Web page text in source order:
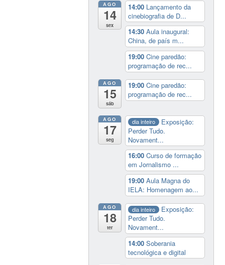
AGO
14
sex
14:00 Lançamento da
cinebiografia de D...
14:30Aula inaugural:
China, de país m...
19:00Cine paredão:
programação de rec...
AGO
15
sáb
19:00Cine paredão:
programação de rec...
AGO
17
seg
dia inteiro
Exposição:
Perder Tudo.
Novament...
16:00Curso de formação
em Jornalismo ...
19:00Aula Magna do
IELA: Homenagem ao...
AGO
18
ter
dia inteiro
Exposição:
Perder Tudo.
Novament...
14:00Soberania
tecnológica e digital